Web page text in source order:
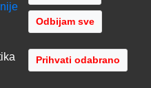
Odbijam sve